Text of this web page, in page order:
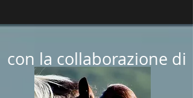
con la collaborazione di